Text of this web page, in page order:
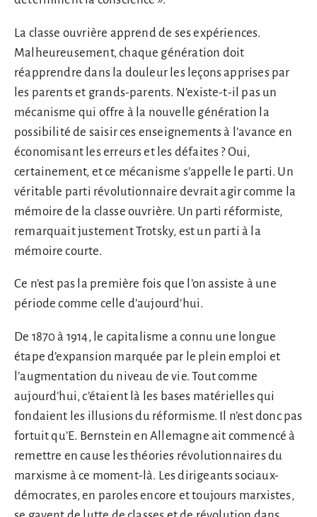
La classe ouvrière apprend de ses expériences.
Malheureusement, chaque génération doit
réapprendre dans la douleur les leçons apprises par
les parents et grands-parents. N’existe-t-il pas un
mécanisme qui offre à la nouvelle génération la
possibilité de saisir ces enseignements à l’avance en
économisant les erreurs et les défaites ? Oui,
certainement, et ce mécanisme s’appelle le parti. Un
véritable parti révolutionnaire devrait agir comme la
mémoire de la classe ouvrière. Un parti réformiste,
remarquait justement Trotsky, est un parti à la
mémoire courte.
Ce n’est pas la première fois que l’on assiste à une
période comme celle d’aujourd’hui.
De 1870 à 1914, le capitalisme a connu une longue
étape d’expansion marquée par le plein emploi et
l’augmentation du niveau de vie. Tout comme
aujourd’hui, c’étaient là les bases matérielles qui
fondaient les illusions du réformisme. Il n’est donc pas
fortuit qu’E. Bernstein en Allemagne ait commencé à
remettre en cause les théories révolutionnaires du
marxisme à ce moment-là. Les dirigeants sociaux-
démocrates, en paroles encore et toujours marxistes,